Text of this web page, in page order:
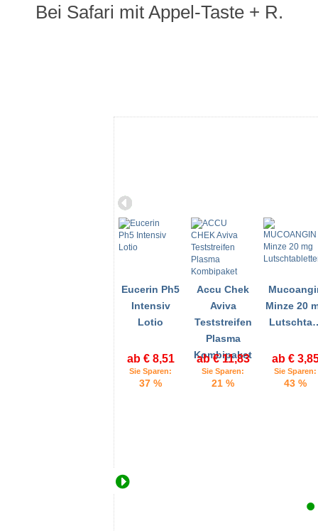
Bei Safari mit Appel-Taste + R.
Eucerin Ph5
Intensiv
Lotio
ab € 8,51
Sie Sparen:
37 %
Accu Chek
Aviva
Teststreifen
Plasma
Kombipaket
ab € 11,83
Sie Sparen:
21 %
Minze 20
ab €
Sie Sparen:
43 %